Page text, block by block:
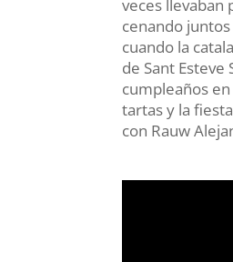
veces
cenando
cuando la
de Sant
cumpleaños
tartas y la
con Rauw